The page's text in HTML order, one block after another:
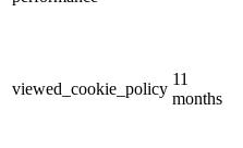
viewed_cookie_policy
11
months